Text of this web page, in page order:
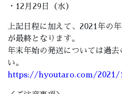
・12月29日（水）
上記日程に加えて、2021年の
が最終となります。
年末年始の発送については過
い。
https://hyoutaro.com/2021/11/